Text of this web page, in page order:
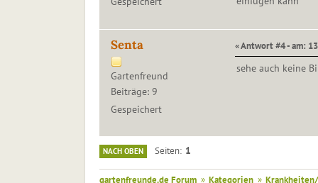
Senta
Gartenfreund
Beiträge: 9
Gespeichert
« Antwort #4 - am:
sehe auch keine
NACH OBEN Seiten 1
gartenfreunde.de Forum » Kategorien »